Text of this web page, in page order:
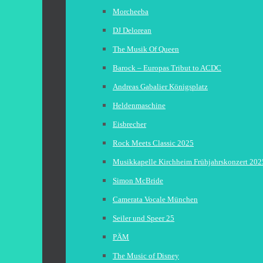
Morcheeba
DJ Delorean
The Musik Of Queen
Barock – Europas Tribut to ACDC
Andreas Gabalier Königsplatz
Heldenmaschine
Eisbrecher
Rock Meets Classic 2025
Musikkapelle Kirchheim Frühjahrskonzert
Simon McBride
Camerata Vocale München
Seiler und Speer 25
PÄM
The Music of Disney